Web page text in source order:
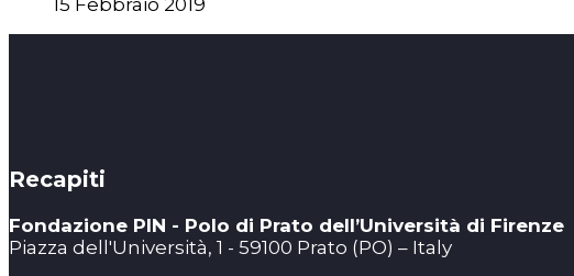
15 Febbraio 2019
Recapiti
Fondazione PIN - Polo di Prato dell’Università di Firenze
Piazza dell'Università, 1 - 59100 Prato (PO) – Italy